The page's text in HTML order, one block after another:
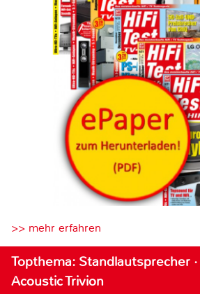
>> mehr erfahren
Topthema: Standlautsprecher
Acoustic Trivion